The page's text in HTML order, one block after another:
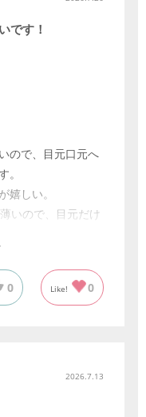
です！
ので、目元口元へ
嬉しい。
いので、目元だけ
0 Like! 0
2026.7.13